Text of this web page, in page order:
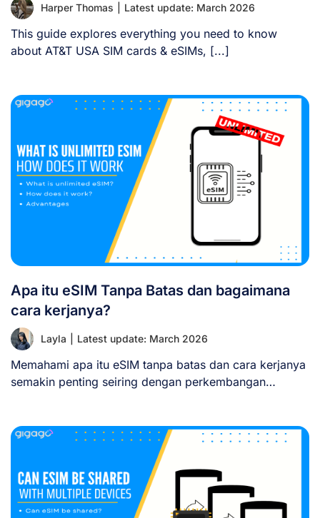
Harper Thomas Latest update: March 2026
This guide explores everything you need to know
about AT&T USA SIM cards & eSIMs, [...]
Apa itu eSIM Tanpa Batas dan bagaimana
cara kerjanya?
Layla Latest update: March 2026
Memahami apa itu eSIM tanpa batas dan cara kerjanya
semakin penting seiring dengan perkembangan